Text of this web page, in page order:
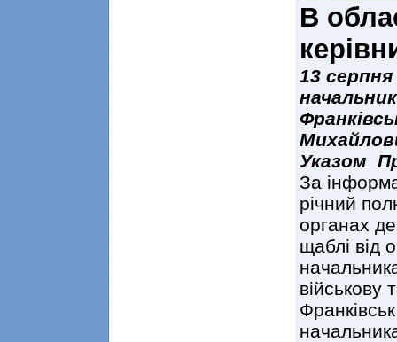
В
13
Указом
За
річний
органах
щаблі від
військову